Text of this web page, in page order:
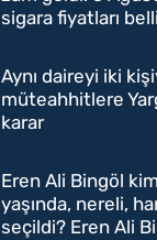
sigara fiyatları
Aynı daireyi iki
müteahhitlere
karar
Eren Ali Bingöl
yaşında, nereli,
seçildi? Eren Ali